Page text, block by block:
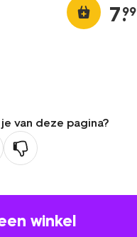
7.
99
van deze pagina?
winkel